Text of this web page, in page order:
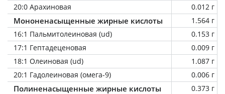
20:0 Арахиновая
0.012 г
Мононенасыщенные жирные кислоты
1.564 г
16:1 Пальмитолеиновая (ud)
0.153 г
17:1 Гептадеценовая
0.009 г
18:1 Олеиновая (ud)
1.087 г
20:1 Гадолеиновая (омега-9)
0.006 г
Полиненасыщенные жирные кислоты
0.373 г